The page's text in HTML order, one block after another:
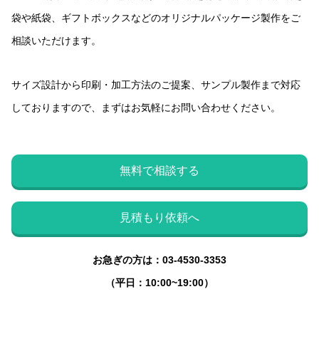
袋や紙袋、ギフトボックスなどのオリジナルパッケージ製作をご
相談いただけます。
サイズ設計から印刷・加工方法のご提案、サンプル製作まで対応
しておりますので、まずはお気軽にお問い合わせください。
無料で相談する
見積もり依頼へ
お急ぎの方は：03-4530-3353
（平日：10:00~19:00）